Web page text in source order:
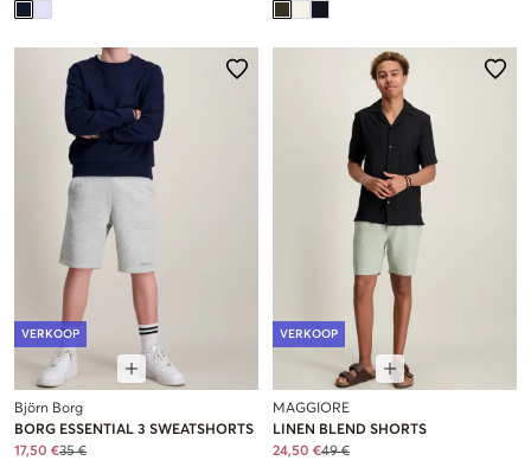
VERKOOP
Björn Borg
BORG ESSENTIAL 3 SWEATSHORTS
17,50 €35 €
VERKOOP
MAGGIORE
LINEN BLEND SHORTS
24,50 €49 €